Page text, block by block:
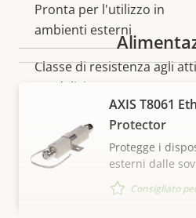
Pronta per l'utilizzo in
ambienti esterni
Classe di resistenza agli atti
vandalici
Classificazione IP
Sostenibilità
AXIS T8061
Protector
Protegge i
esterni dalle
Consigliato